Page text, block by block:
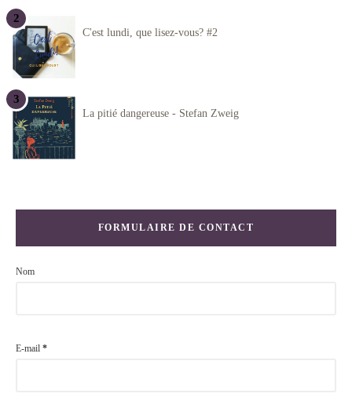
C'est lundi, que lisez-vous? #2
La pitié dangereuse - Stefan Zweig
FORMULAIRE DE CONTACT
Nom
E-mail *